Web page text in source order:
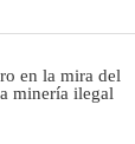
en la mira del
minería ilegal